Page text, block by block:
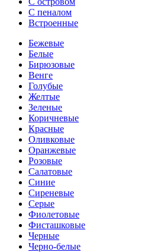
С пеналом
Встроенные
Бежевые
Белые
Бирюзовые
Венге
Голубые
Желтые
Зеленые
Коричневые
Красные
Оливковые
Оранжевые
Розовые
Салатовые
Синие
Сиреневые
Серые
Фиолетовые
Фисташковые
Черные
Черно-белые